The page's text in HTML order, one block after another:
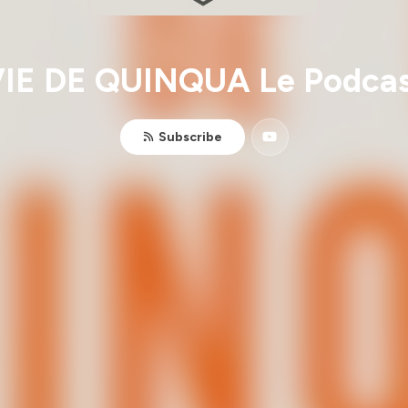
DE QUINQUA Le
Subscribe